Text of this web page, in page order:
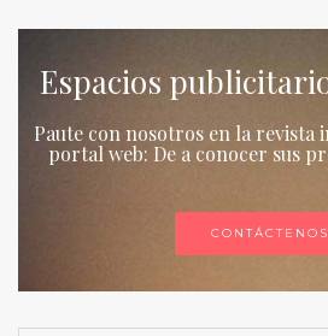
Espacios
Paute con nosotros en la revista
portal web: De a conocer sus
CONTÁCTENOS